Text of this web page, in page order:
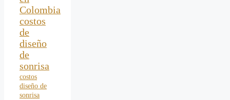
Colombia
costos
de
diseño
de
sonrisa
costos
diseño de
sonrisa